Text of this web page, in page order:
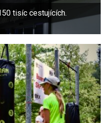
tisíc cestujících.